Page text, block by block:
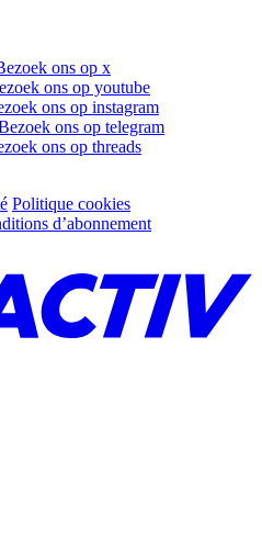
ons op x
ons op youtube
ons op instagram
ons op telegram
ons op threads
Politique cookies
d’abonnement